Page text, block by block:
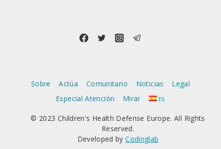
Sobre Actúa Comunitario Noticias
Legal
Especial Atención
Mirar ES
© 2023 Children's Health Defense Europe. All Rights
Reserved.
Developed byCodinglab